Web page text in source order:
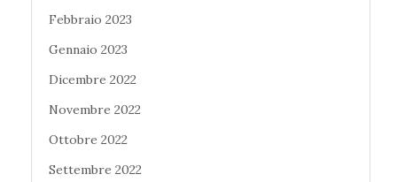
Febbraio 2023
Gennaio 2023
Dicembre 2022
Novembre 2022
Ottobre 2022
Settembre 2022